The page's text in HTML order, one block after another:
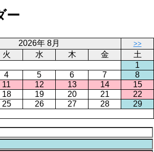
ー
2026年 8月 >>
火 水 木 金
土
1
4 5 6 7
8
11 12 13 14
15
18 19 20 21
22
25 26 27 28
29